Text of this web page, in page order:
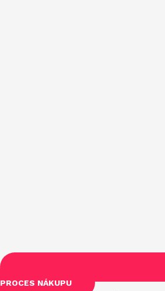
PROCES NÁKUPU